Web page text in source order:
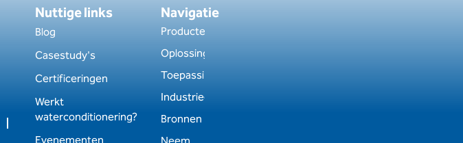
Navigatie
Producten
Oplossingen
Toepassingen
Industrieën
Bronnen
Nuttige links
Blog
Casestudy's
Certificeringen
Werkt
waterconditionering?